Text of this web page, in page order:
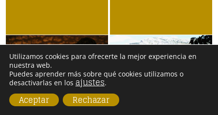
25€
Utilizamos cookies para ofrecerte la mejor experiencia en
nuestra web.
Puedes aprender más sobre qué cookies utilizamos o
desactivarlas en los ajustes.
Aceptar Rechazar